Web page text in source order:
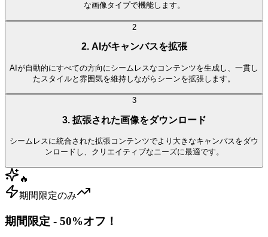
な画像タイプで機能します。
2
2. AIがキャンバスを拡張
AIが自動的にすべての方向にシームレスなコンテンツを生成し、一貫し
たスタイルと雰囲気を維持しながらシーンを拡張します。
3
3. 拡張された画像をダウンロード
シームレスに統合された拡張コンテンツでより大きなキャンバスをダウ
ンロードし、クリエイティブなニーズに最適です。
🔥
期間限定のみ
期間限定 - 50%オフ！